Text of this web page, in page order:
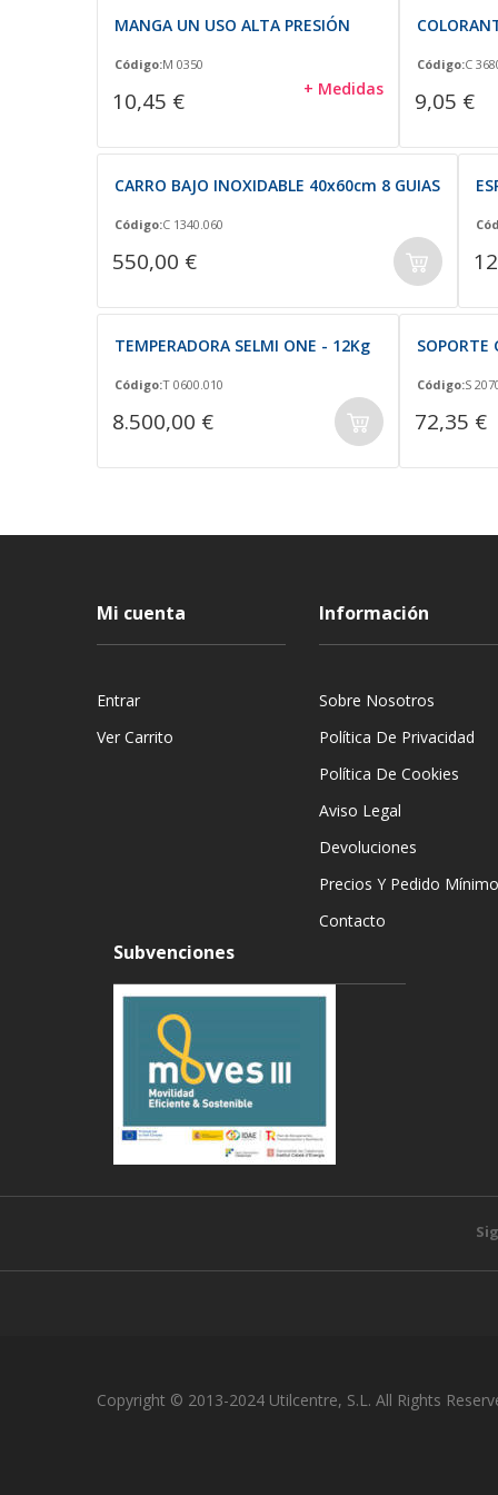
MANGA UN USO ALTA PRESIÓN
Código:M 0350
10,45 € + Medidas
Código:C
9,05 €
CARRO BAJO INOXIDABLE 40x60cm 8 GUIAS
Código:C 1340.060
550,00 €
TEMPERADORA SELMI ONE - 12Kg
Código:T 0600.010
8.500,00 €
Código:S
72,35 €
Mi cuenta
Entrar
Ver Carrito
Información
Sobre Nosotros
Política De Privacidad
Política De Cookies
Aviso Legal
Devoluciones
Precios Y Pedido Mínimo
Contacto
Subvenciones
Copyright © 2013-2024 Utilcentre, S.L. All Rights